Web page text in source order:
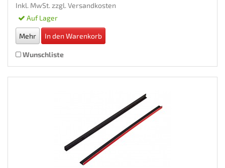
Inkl. MwSt. zzgl. Versandkosten
Auf Lager
Mehr In den Warenkorb
Wunschliste